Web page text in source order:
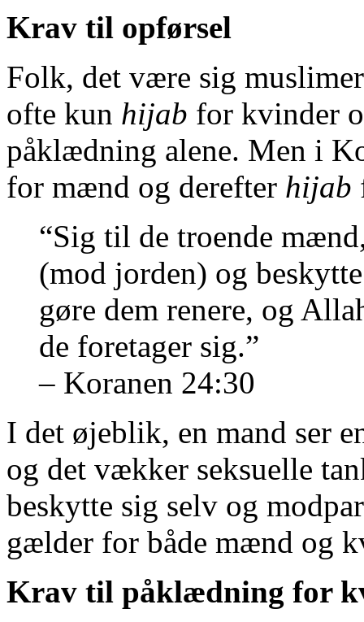
Krav til opførsel
Folk, det være sig
ofte kun hijab for kvinder
påklædning alene. Men i
for mænd og derefter hijab
“Sig til de troende
(mod jorden) og
gøre dem renere, og
de foretager sig.”
– Koranen 24:30
I det øjeblik, en mand ser
og det vækker seksuelle
beskytte sig selv og
gælder for både mænd og
Krav til påklædning for